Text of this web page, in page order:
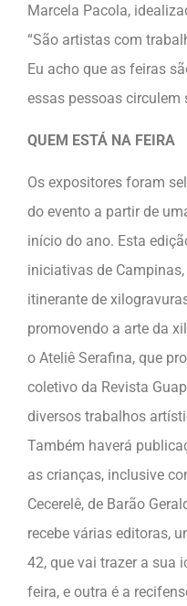
Marcela Pacola,
“São artistas com
Eu acho que as feiras
essas pessoas circulem
QUEM ESTÁ NA FEIRA
Os expositores foram
do evento a partir de
início do ano. Esta
iniciativas de
itinerante de
promovendo a arte da
o Ateliê Serafina, que
coletivo da Revista
diversos trabalhos
Também haverá
as crianças, inclusive
Cecerelê, de Barão
recebe várias editoras,
42, que vai trazer a sua
feira, e outra é a